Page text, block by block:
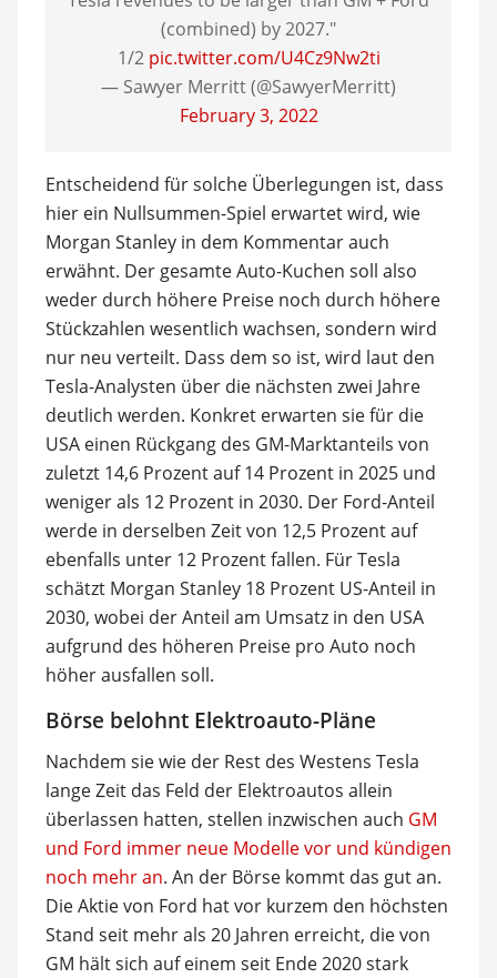
(combined) by 2027."
1/2 pic.twitter.com/U4Cz9Nw2ti
— Sawyer Merritt (@SawyerMerritt)
February 3, 2022
Entscheidend für solche Überlegungen ist, dass
hier ein Nullsummen-Spiel erwartet wird, wie
Morgan Stanley in dem Kommentar auch
erwähnt. Der gesamte Auto-Kuchen soll also
weder durch höhere Preise noch durch höhere
Stückzahlen wesentlich wachsen, sondern wird
nur neu verteilt. Dass dem so ist, wird laut den
Tesla-Analysten über die nächsten zwei Jahre
deutlich werden. Konkret erwarten sie für die
USA einen Rückgang des GM-Marktanteils von
zuletzt 14,6 Prozent auf 14 Prozent in 2025 und
weniger als 12 Prozent in 2030. Der Ford-Anteil
werde in derselben Zeit von 12,5 Prozent auf
ebenfalls unter 12 Prozent fallen. Für Tesla
schätzt Morgan Stanley 18 Prozent US-Anteil in
2030, wobei der Anteil am Umsatz in den USA
aufgrund des höheren Preise pro Auto noch
höher ausfallen soll.
Börse belohnt Elektroauto-Pläne
Nachdem sie wie der Rest des Westens Tesla
lange Zeit das Feld der Elektroautos allein
überlassen hatten, stellen inzwischen auch GM
und Ford immer neue Modelle vor und kündigen
noch mehr an. An der Börse kommt das gut an.
Die Aktie von Ford hat vor kurzem den höchsten
Stand seit mehr als 20 Jahren erreicht, die von
GM hält sich auf einem seit Ende 2020 stark